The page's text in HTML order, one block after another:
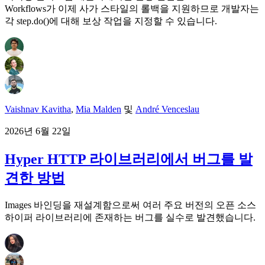
Workflows가 이제 사가 스타일의 롤백을 지원하므로 개발자는
각 step.do()에 대해 보상 작업을 지정할 수 있습니다.
Vaishnav Kavitha, Mia Malden 및 André Venceslau
2026년 6월 22일
Hyper HTTP 라이브러리에서 버그를 발
견한 방법
Images 바인딩을 재설계함으로써 여러 주요 버전의 오픈 소스
하이퍼 라이브러리에 존재하는 버그를 실수로 발견했습니다.